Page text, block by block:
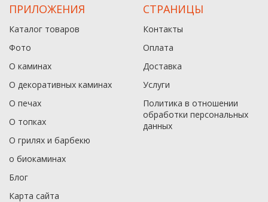
ПРИЛОЖЕНИЯ
Каталог товаров
Фото
О каминах
О декоративных каминах
О печах
О топках
О грилях и барбекю
о биокаминах
Блог
Карта сайта
СТРАНИЦЫ
Контакты
Оплата
Доставка
Услуги
Политика в отношении
обработки персональных
данныx